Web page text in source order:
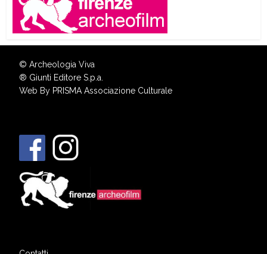
© Archeologia Viva
® Giunti Editore S.p.a.
Web By PRISMA Associazione Culturale